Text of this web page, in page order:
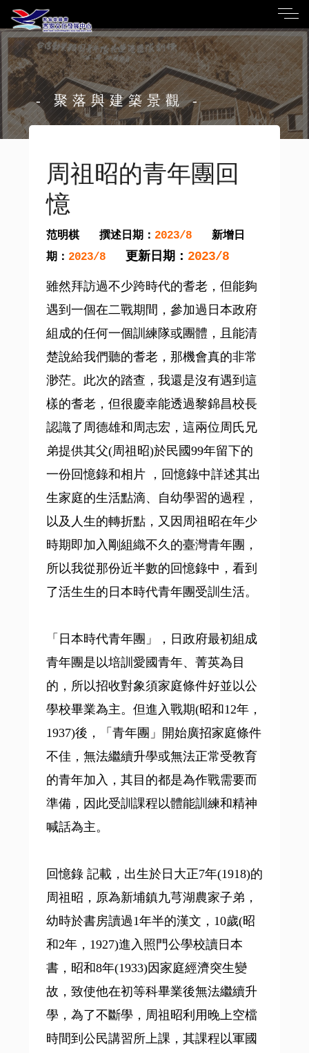
- 聚落與建築景觀 -
周祖昭的青年團回
憶
范明棋 撰述日期： 2023/8
新增日
期： 2023/8 更新日期： 2023/8
雖然拜訪過不少跨時代的耆老，但能夠
遇到一個在二戰期間，參加過日本政府
組成的任何一個訓練隊或團體，且能清
楚說給我們聽的耆老，那機會真的非常
渺茫。此次的踏查，我還是沒有遇到這
樣的耆老，但很慶幸能透過黎錦昌校長
認識了周德雄和周志宏，這兩位周氏兄
弟提供其父(周祖昭)於民國99年留下的
一份回憶錄和相片 ，回憶錄中詳述其出
生家庭的生活點滴、自幼學習的過程，
以及人生的轉折點，又因周祖昭在年少
時期即加入剛組織不久的臺灣青年團，
所以我從那份近半數的回憶錄中，看到
了活生生的日本時代青年團受訓生活。
「日本時代青年團」，日政府最初組成
青年團是以培訓愛國青年、菁英為目
的，所以招收對象須家庭條件好並以公
學校畢業為主。但進入戰期(昭和12年，
1937)後，「青年團」開始廣招家庭條件
不佳，無法繼續升學或無法正常受教育
的青年加入，其目的都是為作戰需要而
準備，因此受訓課程以體能訓練和精神
喊話為主。
回憶錄 記載，出生於日大正7年(1918)的
周祖昭，原為新埔鎮九芎湖農家子弟，
幼時於書房讀過1年半的漢文，10歲(昭
和2年，1927)進入照門公學校讀日本
書，昭和8年(1933)因家庭經濟突生變
故，致使他在初等科畢業後無法繼續升
學，為了不斷學，周祖昭利用晚上空檔
時間到公民講習所上課，其課程以軍國